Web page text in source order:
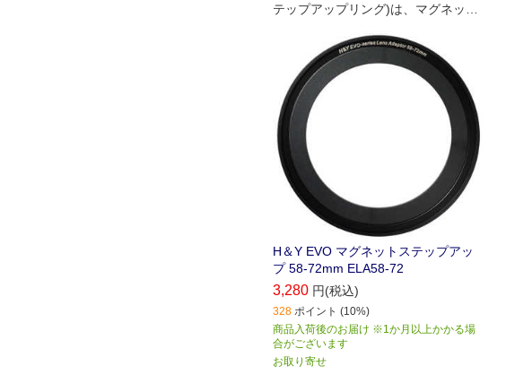
テップアップリング)は、マグネット
H＆Y EVO マグネットステップアッ
プ 58-72mm ELA58-72
3,280 円(税込)
328 ポイント (10%)
商品入荷後のお届け ※1か月以上かかる場
合がございます
お取り寄せ